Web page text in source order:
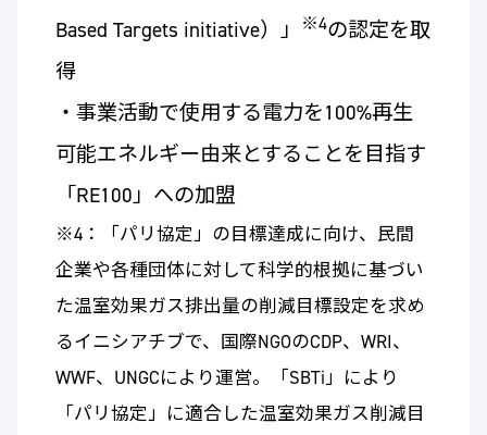
Based Targets initiative）」
※4の認定を取
得
・事業活動で使用する電力を100%再生
可能エネルギー由来とすることを目指す
「RE100」への加盟
※4：「パリ協定」の目標達成に向け、民間
企業や各種団体に対して科学的根拠に基づい
た温室効果ガス排出量の削減目標設定を求め
るイニシアチブで、国際NGOのCDP、WRI、
WWF、UNGCにより運営。「SBTi」により
「パリ協定」に適合した温室効果ガス削減目